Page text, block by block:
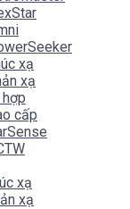
xạ
xạ
cấp
xạ
xạ